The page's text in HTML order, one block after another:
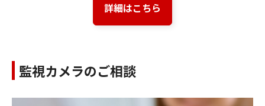
詳細はこちら
監視カメラのご相談